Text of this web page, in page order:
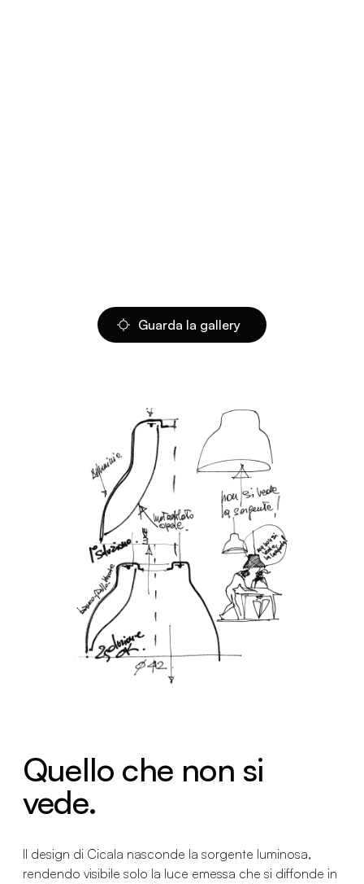
Guarda la gallery
Quello che non si
vede.
Il design di Cicala nasconde la sorgente luminosa,
rendendo visibile solo la luce emessa che si diffonde in